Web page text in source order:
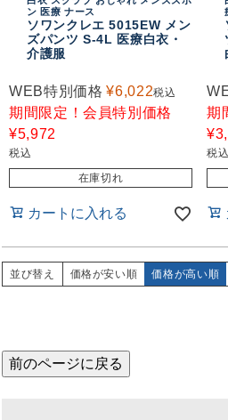
ン 医療 ナース
ソワンクレエ 5015EW メン
ズパンツ S-4L 医療白衣・
介護服
WEB特別価格 ¥6,022税込
期間限定！会員特別価格
¥5,972
税込
在庫切れ
カートに入れる
期
¥
税込
並び替え 価格が安い順 価格が高い順
前のページに戻る